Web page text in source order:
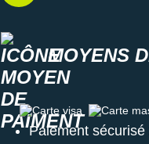
MOYENS
Carte visa Carte
Paiement